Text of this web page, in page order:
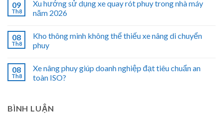
09
Th8
Xu hướng sử dụng xe quay rót phuy trong nhà máy
năm 2026
08
Th8
Kho thông minh không thể thiếu xe nâng di chuyển
phuy
08
Th8
Xe nâng phuy giúp doanh nghiệp đạt tiêu chuẩn an
toàn ISO?
BÌNH LUẬN